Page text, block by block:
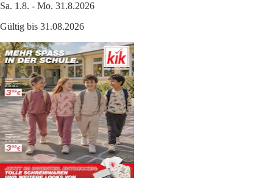
Sa. 1.8. - Mo. 31.8.2026
Gültig bis 31.08.2026